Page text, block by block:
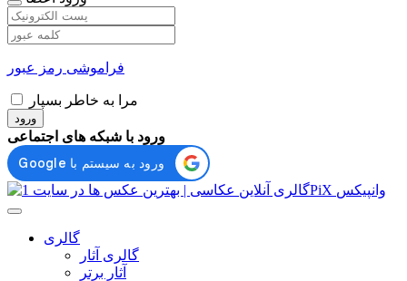
فراموشی رمز عبور
مرا به خاطر بسپار
ورود
ورود با شبکه های اجتماعی
گالری
گالری آثار
آثار برتر